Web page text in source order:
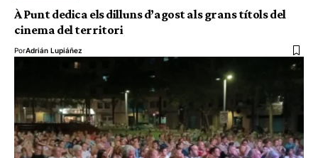
À Punt dedica els dilluns d’agost als grans títols del
cinema del territori
PorAdrián Lupiáñez